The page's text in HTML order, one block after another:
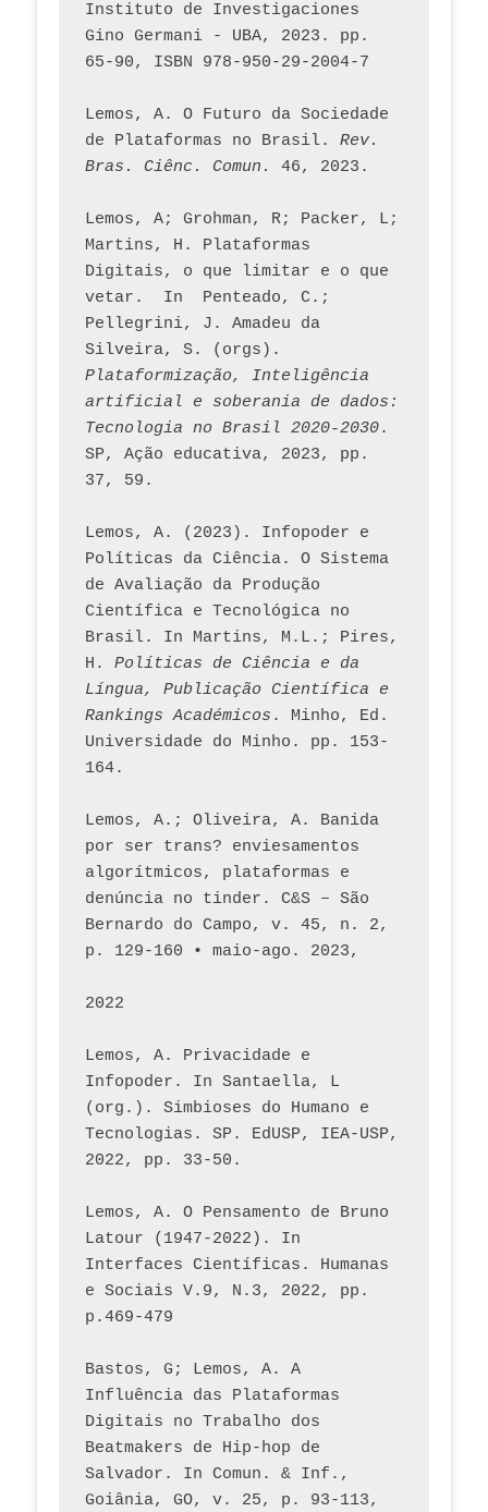
Instituto de Investigaciones
Gino Germani - UBA, 2023. pp.
65-90, ISBN 978-950-29-2004-7
Lemos, A. O Futuro da Sociedade
de Plataformas no Brasil. Rev.
Bras. Ciênc. Comun.
Lemos, A; Grohman, R; Packer, L;
Martins, H. Plataformas
Digitais, o que limitar e o que
vetar.  In  Penteado, C.;
Pellegrini, J. Amadeu da
Plataformização, Inteligência
artificial e soberania de dados:
Tecnologia no Brasil 2020-2030.
SP, Ação educativa, 2023, pp.
37, 59.
Lemos, A. (2023). Infopoder e
Políticas da Ciência. O Sistema
de Avaliação da Produção
Científica e Tecnológica no
Brasil. In Martins, M.L.; Pires,
H. Políticas de Ciência e da
Língua, Publicação Científica e
Rankings Académicos . Minho, Ed.
Universidade do Minho. pp. 153-
164.
Lemos, A.; Oliveira, A. Banida
por ser trans? enviesamentos
algorítmicos, plataformas e
denúncia no tinder. C&S – São
Bernardo do Campo, v. 45, n. 2,
p. 129-160 • maio-ago. 2023,
2022
Lemos, A. Privacidade e
Infopoder. In Santaella, L
(org.). Simbioses do Humano e
Tecnologias. SP. EdUSP, IEA-USP,
2022, pp. 33-50.
Lemos, A. O Pensamento de Bruno
Latour (1947-2022). In
Interfaces Científicas. Humanas
e Sociais V.9, N.3, 2022, pp.
p.469-479
Bastos, G; Lemos, A. A
Influência das Plataformas
Digitais no Trabalho dos
Beatmakers de Hip-hop de
Salvador. In Comun. & Inf.,
Goiânia, GO, v. 25, p. 93-113,